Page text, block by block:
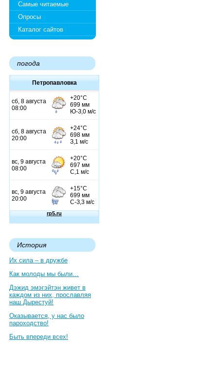
Самые читаемые
Опросы
Каталог сайтов
погода
Петропавловка
История
Их сила – в дружбе
Как молоды мы были…
Дэжид эмэгэйтэн живет в
каждом из них, прославляя
наш Дырестуй!
Оказывается, у нас было
пароходство!
Быть впереди всех!